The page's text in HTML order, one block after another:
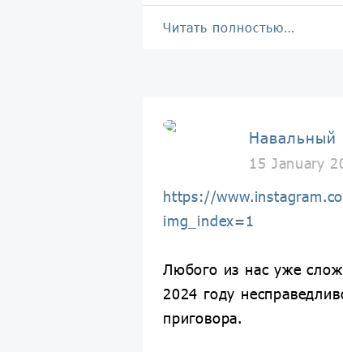
Читать полностью…
Навальный
15 January
https://
img_index=1
Любого из нас уже
2024 году
приговора.